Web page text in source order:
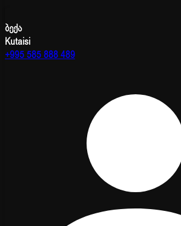
ბექა
Kutaisi
+995 585 888 489